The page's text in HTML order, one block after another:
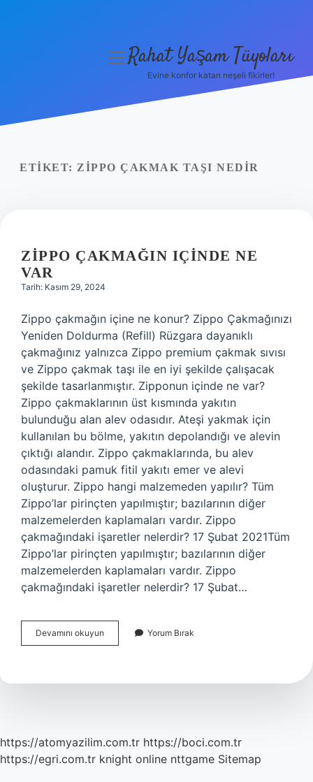
Yasal Uyarı
menüyü
Rahat Yaşam Tüyoları
Evine konfor katan neşeli fikirler!
ETIKET: ZIPPO ÇAKMAK TAŞI NEDIR
ZIPPO ÇAKMAĞIN IÇINDE NE
VAR
Tarih: Kasım 29, 2024
Zippo çakmağın içine ne konur? Zippo Çakmağınızı
Yeniden Doldurma (Refill) Rüzgara dayanıklı
çakmağınız yalnızca Zippo premium çakmak sıvısı
ve Zippo çakmak taşı ile en iyi şekilde çalışacak
şekilde tasarlanmıştır. Zipponun içinde ne var?
Zippo çakmaklarının üst kısmında yakıtın
bulunduğu alan alev odasıdır. Ateşi yakmak için
kullanılan bu bölme, yakıtın depolandığı ve alevin
çıktığı alandır. Zippo çakmaklarında, bu alev
odasındaki pamuk fitil yakıtı emer ve alevi
oluşturur. Zippo hangi malzemeden yapılır? Tüm
Zippo’lar pirinçten yapılmıştır; bazılarının diğer
malzemelerden kaplamaları vardır. Zippo
çakmağındaki işaretler nelerdir? 17 Şubat 2021Tüm
Zippo’lar pirinçten yapılmıştır; bazılarının diğer
malzemelerden kaplamaları vardır. Zippo
çakmağındaki işaretler nelerdir? 17 Şubat…
Devamını okuyun
Çakmağın
Var
Yorum Bırak
https://atomyazilim.com.tr https://boci.com.tr
https://egri.com.tr knight online nttgame Sitemap